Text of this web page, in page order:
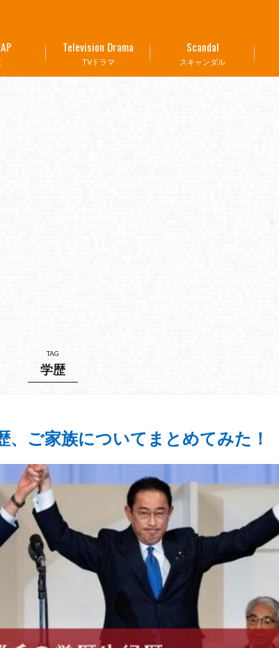
TVドラマ
Television Drama
スキャンダル
Scandal
TAG
学歴
、ご家族についてまとめてみた！